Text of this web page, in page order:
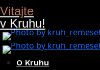
Vitajte
v Kruhu!
O Kruhu